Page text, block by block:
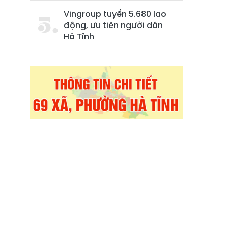
Vingroup tuyển 5.680 lao
động, ưu tiên người dân
Hà Tĩnh